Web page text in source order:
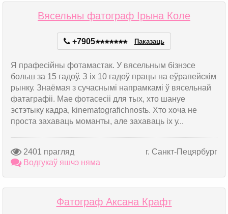
Вясельны фатограф Ірына Коле
+7905******* Паказаць
Я прафесійны фотамастак. У вясельным бізнэсе
больш за 15 гадоў. З іх 10 гадоў працы на еўрапейскім
рынку. Знаёмая з сучаснымі напрамкамі ў вясельнай
фатаграфіі. Мае фотасесіі для тых, хто шануе
эстэтыку кадра, kinematografichnostь. Хто хоча не
проста захаваць моманты, але захаваць іх у...
2401 прагляд
г. Санкт-Пецярбург
Водгукаў яшчэ няма
Фатограф Аксана Крафт